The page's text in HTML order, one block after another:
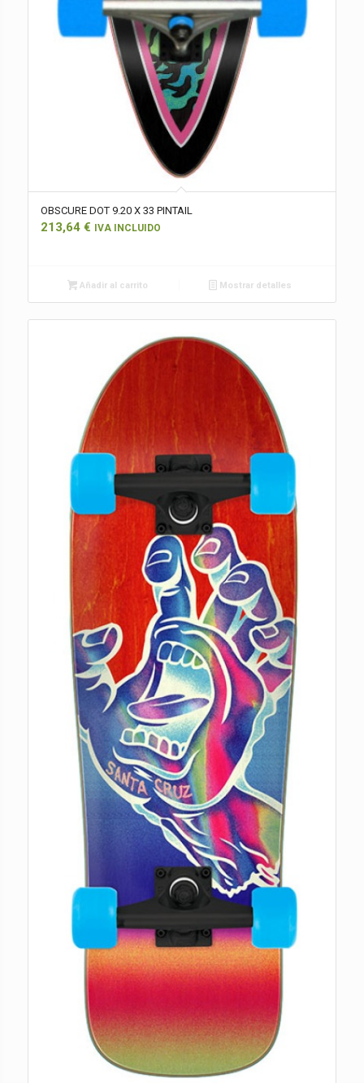
OBSCURE DOT 9.20 X 33 PINTAIL
213,64 € IVA INCLUIDO
Añadir al carrito Mostrar detalles